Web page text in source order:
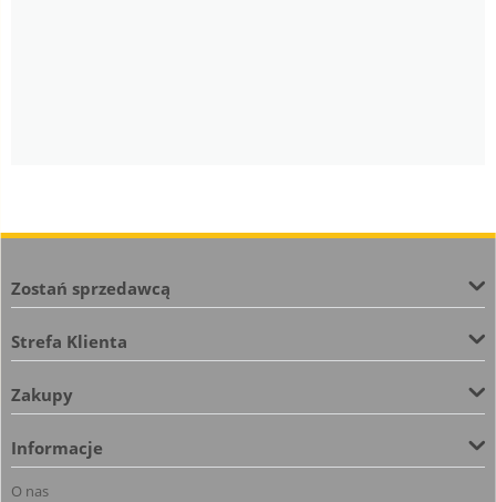
Zostań sprzedawcą
Strefa Klienta
Zakupy
Informacje
O nas